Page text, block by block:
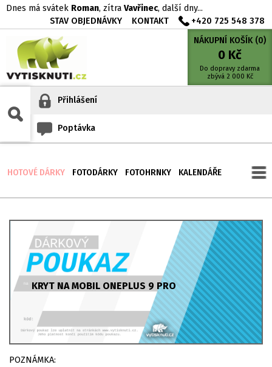
Dnes má svátek Roman, zítra Vavřinec, další dny...
STAV OBJEDNÁVKY
KONTAKT
+420 725 548 378
NÁKUPNÍ KOŠÍK (0)
0 Kč
Do dopravy zdarma
zbývá 2 000 Kč
Přihlášení
Poptávka
HOTOVÉ DÁRKY FOTODÁRKY FOTOHRNKY KALENDÁŘE
KRYT NA MOBIL ONEPLUS 9 PRO
POZNÁMKA: